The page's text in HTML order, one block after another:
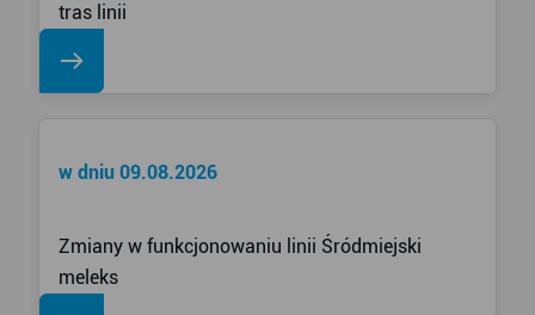
tras linii
w dniu 09.08.2026
Zmiany w funkcjonowaniu linii Śródmiejski
meleks